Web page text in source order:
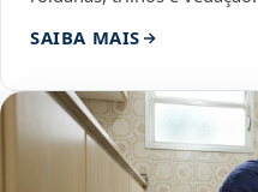
SAIBA MAIS